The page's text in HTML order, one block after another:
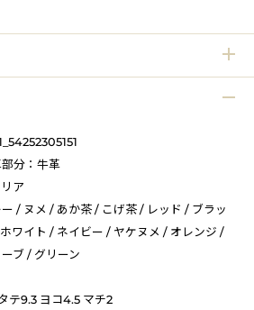
分：牛革
ア
ー / ヌメ / あか茶 / こげ茶 / レッド / ブラッ
ワイト / ネイビー / ヤケヌメ / オレンジ /
ブ / グリーン
テ9.3 ヨコ4.5 マチ2